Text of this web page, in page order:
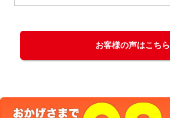
お客様の声はこちら